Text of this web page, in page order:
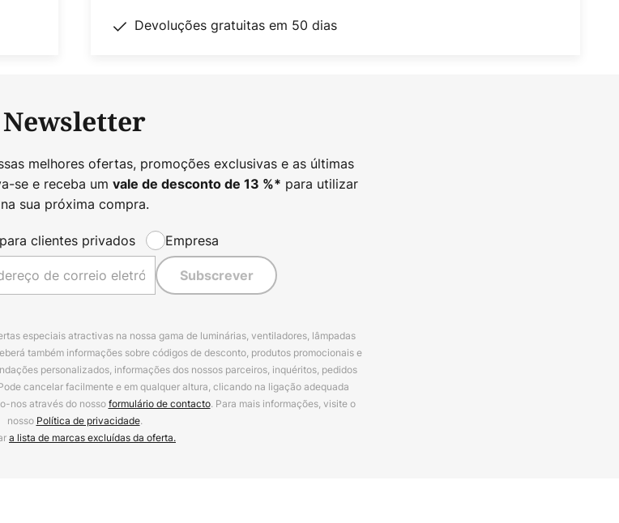
Devoluções gratuitas em 50 dias
Newsletter
melhores ofertas, promoções exclusivas e as últimas
se e receba um vale de desconto de 13 %* para utilizar
na sua próxima compra.
clientes privados Empresa
Subscrever
especiais atractivas na nossa gama de luminárias, ventiladores, lâmpadas
também informações sobre códigos de desconto, produtos promocionais e
personalizados, informações dos nossos parceiros, inquéritos, pedidos
cancelar facilmente e em qualquer altura, clicando na ligação adequada
nos através do nossoformulário de contacto. Para mais informações, visite o
nosso Política de privacidade.
a lista de marcas excluídas da oferta.